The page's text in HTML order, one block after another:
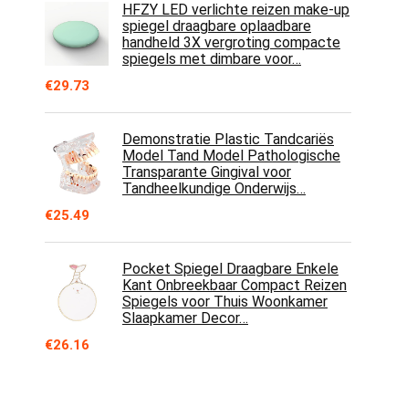
HFZY LED verlichte reizen make-up
spiegel draagbare oplaadbare
handheld 3X vergroting compacte
spiegels met dimbare voor…
€29.73
Demonstratie Plastic Tandcariës
Model Tand Model Pathologische
Transparante Gingival voor
Tandheelkundige Onderwijs…
€25.49
Pocket Spiegel Draagbare Enkele
Kant Onbreekbaar Compact Reizen
Spiegels voor Thuis Woonkamer
Slaapkamer Decor…
€26.16